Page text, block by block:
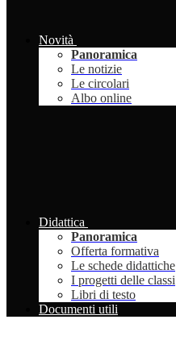
Novità
Panoramica
Le notizie
Le circolari
Albo online
Didattica
Panoramica
Offerta formativa
Le schede didattiche
I progetti delle classi
Libri di testo
Documenti utili